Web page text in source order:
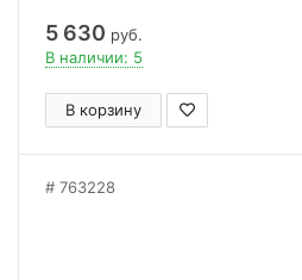
5 630 руб.
В наличии: 5
В корзину
763228